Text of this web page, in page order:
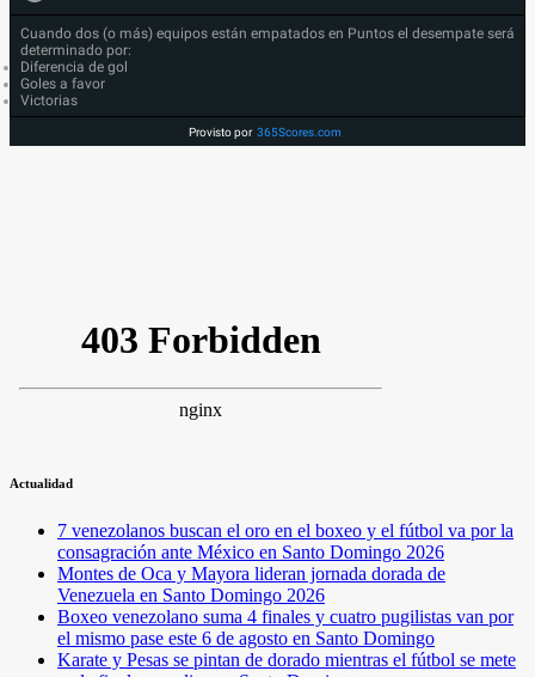
Cuando dos (o más) equipos están empatados en Puntos el desempate será
determinado por:
Diferencia de gol
Goles a favor
Victorias
Provisto por 365Scores.com
Actualidad
7 venezolanos buscan el oro en el boxeo y el fútbol va por la
consagración ante México en Santo Domingo 2026
Montes de Oca y Mayora lideran jornada dorada de
Venezuela en Santo Domingo 2026
Boxeo venezolano suma 4 finales y cuatro pugilistas van por
el mismo pase este 6 de agosto en Santo Domingo
Karate y Pesas se pintan de dorado mientras el fútbol se mete